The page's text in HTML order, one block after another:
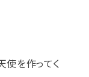
使を作ってく